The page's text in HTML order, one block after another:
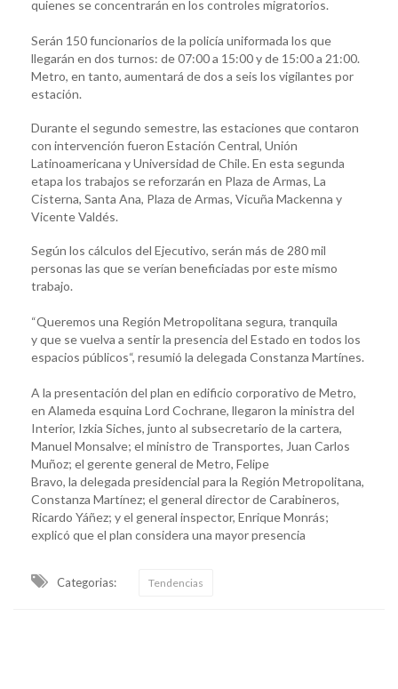
quienes se concentrarán en los controles migratorios.
Serán 150 funcionarios de la policía uniformada los que
llegarán en dos turnos: de 07:00 a 15:00 y de 15:00 a 21:00.
Metro, en tanto, aumentará de dos a seis los vigilantes por
estación.
Durante el segundo semestre, las estaciones que contaron
con intervención fueron Estación Central, Unión
Latinoamericana y Universidad de Chile. En esta segunda
etapa los trabajos se reforzarán en Plaza de Armas, La
Cisterna, Santa Ana, Plaza de Armas, Vicuña Mackenna y
Vicente Valdés.
Según los cálculos del Ejecutivo, serán más de 280 mil
personas las que se verían beneficiadas por este mismo
trabajo.
“Queremos una Región Metropolitana segura, tranquila
y que se vuelva a sentir la presencia del Estado en todos los
espacios públicos“, resumió la delegada Constanza Martínes.
A la presentación del plan en edificio corporativo de Metro,
en Alameda esquina Lord Cochrane, llegaron la ministra del
Interior, Izkia Siches, junto al subsecretario de la cartera,
Manuel Monsalve; el ministro de Transportes, Juan Carlos
Muñoz; el gerente general de Metro, Felipe
Bravo, la delegada presidencial para la Región Metropolitana,
Constanza Martínez; el general director de Carabineros,
Ricardo Yáñez; y el general inspector, Enrique Monrás;
explicó que el plan considera una mayor presencia
Categorias: Tendencias